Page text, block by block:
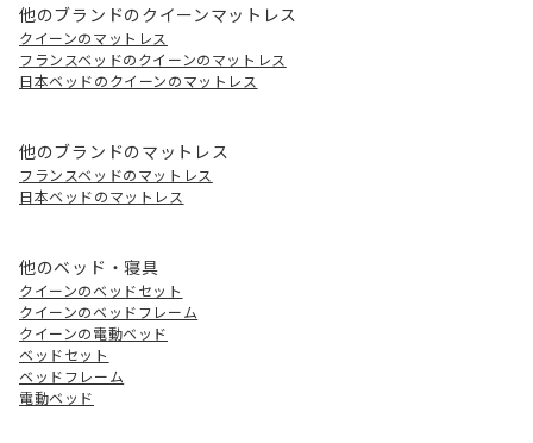
他のブランドのクイーンマットレス
クイーンのマットレス
フランスベッドのクイーンのマットレス
日本ベッドのクイーンのマットレス
他のブランドのマットレス
フランスベッドのマットレス
日本ベッドのマットレス
他のベッド・寝具
クイーンのベッドセット
クイーンのベッドフレーム
クイーンの電動ベッド
ベッドセット
ベッドフレーム
電動ベッド